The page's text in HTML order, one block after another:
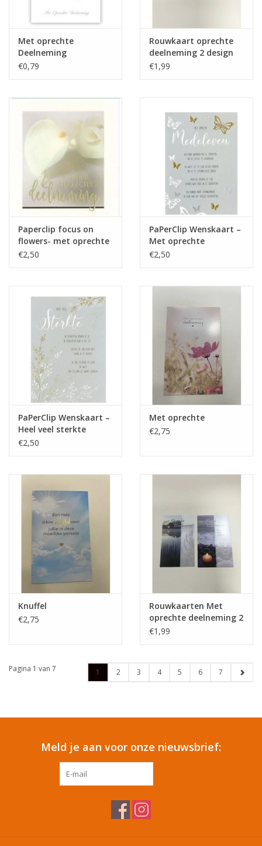
Schoonmaken
Mepal
Valentijn
Cadeaubonnen
Toon alle producten
Met oprechte
Deelneming
€0,79
Rouwkaart oprechte
deelneming 2 design
5st met envolop
€1,99
Paperclip focus on
flowers- met oprechte
deelneming
€2,50
PaPerClip Wenskaart –
Met oprechte
medeleven
€2,50
PaPerClip Wenskaart –
Heel veel sterkte
€2,50
Met oprechte
€2,75
Knuffel
€2,75
Rouwkaarten Met
oprechte deelneming 2
design 5stuk met
€1,99
Pagina 1 van 7 1 2 3 4 5 6 7
Meld je aan voor onze nieuwsbrief: